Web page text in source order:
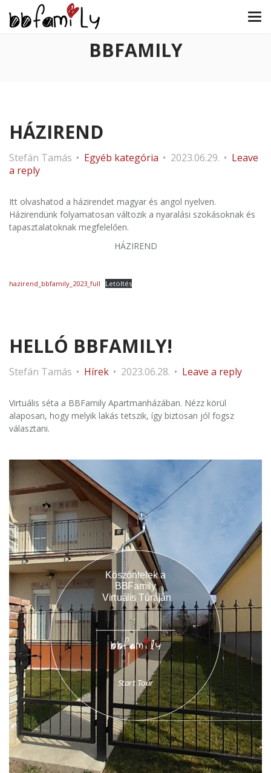
BBFAMILY
HÁZIREND
Stefán Tamás Egyéb kategória 2023.06.29.
Leave
a reply
Itt olvashatod a házirendet magyar és angol nyelven.
Házirendünk folyamatosan változik a nyaralási szokásoknak és
tapasztalatoknak megfelelően.
HÁZIREND
hazirend_bbfamily_2023_full Letöltés
HELLÓ BBFAMILY!
Stefán Tamás Hírek 2023.06.28. Leave a reply
Virtuális séta a BBFamily Apartmanházában. Nézz körül
alaposan, hogy melyik lakás tetszik, így biztosan jól fogsz
választani.
Start Tour
BBFamily
Virtuális Túráján